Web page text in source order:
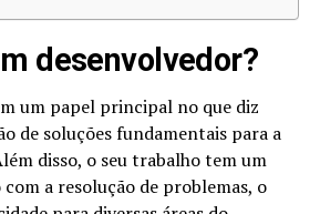
desenvolvedor?
um papel principal no que diz
de soluções fundamentais para a
disso, o seu trabalho tem um
a resolução de problemas, o